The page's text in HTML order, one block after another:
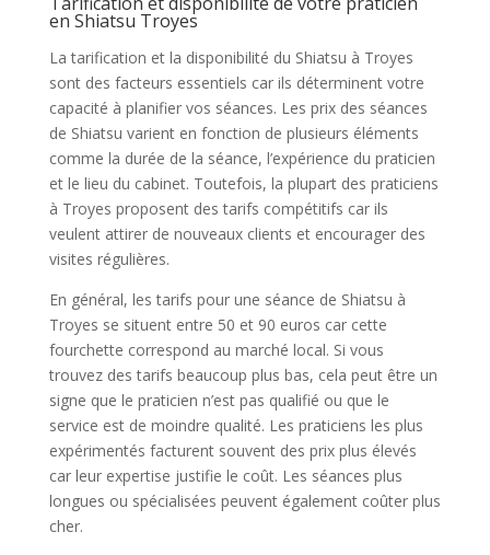
en Shiatsu Troyes
La tarification et la disponibilité du Shiatsu à Troyes
sont des facteurs essentiels car ils déterminent votre
capacité à planifier vos séances. Les prix des séances
de Shiatsu varient en fonction de plusieurs éléments
comme la durée de la séance, l’expérience du praticien
et le lieu du cabinet. Toutefois, la plupart des praticiens
à Troyes proposent des tarifs compétitifs car ils
veulent attirer de nouveaux clients et encourager des
visites régulières.
En général, les tarifs pour une séance de Shiatsu à
Troyes se situent entre 50 et 90 euros car cette
fourchette correspond au marché local. Si vous
trouvez des tarifs beaucoup plus bas, cela peut être un
signe que le praticien n’est pas qualifié ou que le
service est de moindre qualité. Les praticiens les plus
expérimentés facturent souvent des prix plus élevés
car leur expertise justifie le coût. Les séances plus
longues ou spécialisées peuvent également coûter plus
cher.